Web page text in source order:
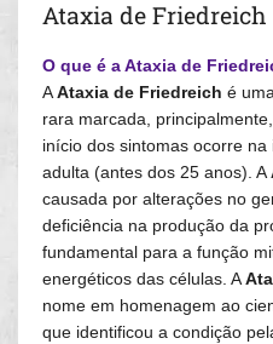
Ataxia de Friedreich
O que é a Ataxia de
AAtaxia de Friedreich é
rara marcada,
início dos sintomas ocorre
adulta (antes dos 25 anos). A
causada por alterações no
deficiência na produção da
fundamental para a função
energéticos das células. A
nome em homenagem ao
que identificou a condição